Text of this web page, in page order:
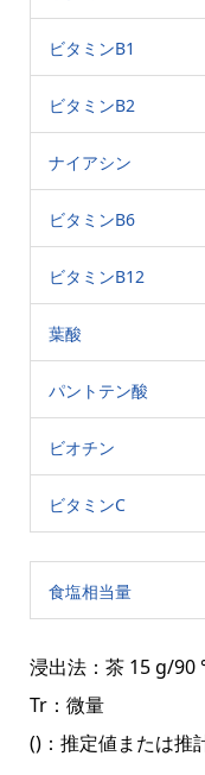
ビタミンB1
ビタミンB2
ナイアシン
ビタミンB6
ビタミンB12
葉酸
パントテン酸
ビオチン
ビタミンC
食塩相当量
浸出法：茶 15 g/90
Tr：微量
()：推定値または推